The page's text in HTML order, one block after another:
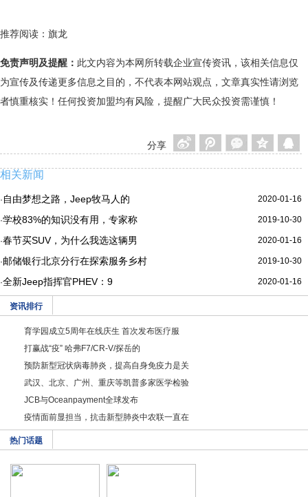
推荐阅读： 旗龙
免责声明及提醒： 此文内容为本网所转载企业宣传资讯，该相关信息仅
为宣传及传递更多信息之目的，不代表本网站观点，文章真实性请浏览
者慎重核实！任何投资加盟均有风险，提醒广大民众投资需谨慎！
分享
相关新闻
2020-01-16
· 自由梦想之路，Jeep牧马人的
2019-10-30
·学校83%的知识没有用，专家称
2020-01-16
·春节买SUV，为什么我选这辆男
2019-10-30
·邮储银行北京分行在探索服务乡村
2020-01-16
·全新Jeep指挥官PHEV：9
资讯排行
育学园成立5周年在线庆生 首次发布医疗服
打赢战“疫” 哈弗F7/CR-V/探岳的
预防新型冠状病毒肺炎，提高自身免疫力是关
武汉、北京、广州、重庆等凯普多家医学检验
JCB与Oceanpayment全球发布
疫情面前显担当，抗击新型肺炎中农联一直在
热门话题